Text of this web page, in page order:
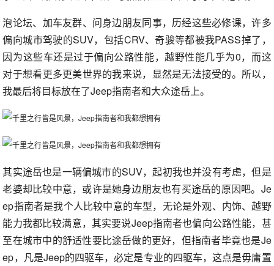
泡论坛、加车友群、问身边朋友同事，历经这些必修课，许多
偏向城市驾驶的SUV，包括CRV、奇骏等都被我PASS掉了，
因为这些车还是过于偏向公路性能，越野性能几乎为0，而这
对于想看更多更美世界的我来说，显然是无法接受的。所以，
我最后将目标放在了Jeep指南者和大众途岳上。
其实途岳也是一辆偏城市的SUV，起初我也并没有考虑，但是
老婆却比较中意，或许是她身边朋友也有买途岳的原因吧。Je
ep指南者是我个人比较中意的车型，无论是外观、内饰、越野
能力我都比较满意，其实要说Jeep指南者也偏向公路性能，甚
至在城市中的舒适性要比途岳做的更好，但指南者毕竟也是Je
ep，凡是Jeep的四驱车，必定是专业的四驱车，这点是毋庸置